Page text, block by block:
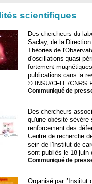
scientifiques
Des chercheurs du
Saclay, de la
Théories de
d'oscillations quasi-
fortement
publications dans la
© INSU/CFHT/CNRS
Communiqué de
Des chercheurs
qu'une obésité sévère
renforcement des
Centre de recherche
sein de l'Institut de
sont publiés le 18 juin
Communiqué de
Organisé par l’Institut